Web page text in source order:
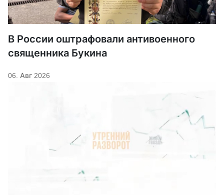
В России оштрафовали антивоенного
священника Букина
06. Авг 2026